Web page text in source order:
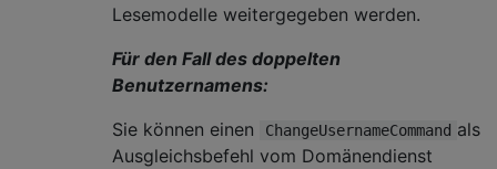
Lesemodelle weitergegeben werden.
Für den Fall des doppelten
Benutzernamens:
Sie können einen
ChangeUsernameCommand als
Ausgleichsbefehl vom Domänendienst